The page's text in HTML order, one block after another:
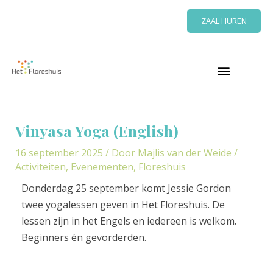
ZAAL HUREN
Vinyasa Yoga (English)
16 september 2025 / Door Majlis van der Weide /
Activiteiten, Evenementen, Floreshuis
Donderdag 25 september komt Jessie Gordon
twee yogalessen geven in Het Floreshuis. De
lessen zijn in het Engels en iedereen is welkom.
Beginners én gevorderden.